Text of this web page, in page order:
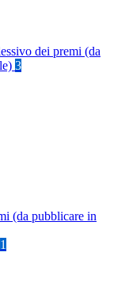
dei premi (da
3
(da pubblicare in
1